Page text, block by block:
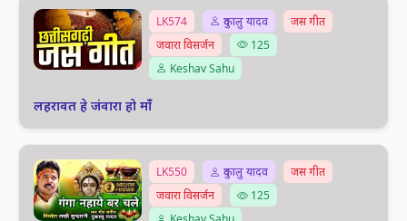
LK574 दुकालु यादव
जस गीत
जवारा विसर्जन
125
Keshav Sahu
लहरावत हे जंवारा हो मांँ
LK550 दुकालु यादव
जस गीत
जवारा विसर्जन
125